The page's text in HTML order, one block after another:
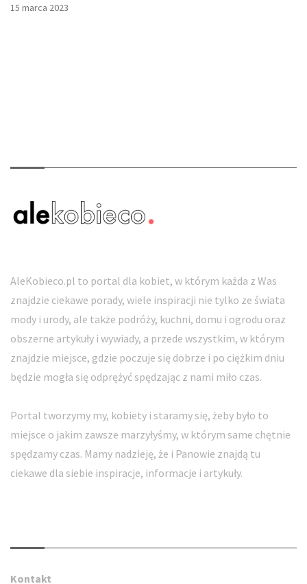
15 marca 2023
AleKobieco.pl to portal dla kobiet, w którym każda z Was
znajdzie ciekawe porady, wiele inspiracji nie tylko ze świata
mody i urody, ale także podróży, kuchni, domu i ogrodu oraz
obszerne artykuły i wywiady, a przede wszystkim, w którym
znajdzie miejsce, gdzie poczuje się dobrze i po ciężkim dniu
będzie mogła się odprężyć spędzając z nami miło czas.
Portal tworzymy my, kobiety i staramy się, żeby było to
miejsce o jakim zawsze marzyłyśmy, w którym same chętnie
spędzamy czas. Mamy nadzieję, że i Panowie znajdą tu
ciekawe dla siebie inspiracje, informacje i artykuły.
Kontakt